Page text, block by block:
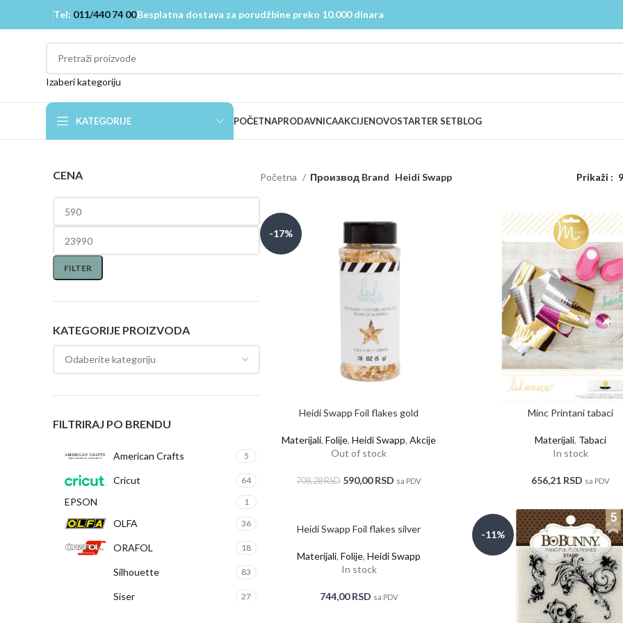
Tel: 011/440 74 00Besplatna dostava za porudžbine preko 10.000 dinara
Izaberi kategoriju
KATEGORIJE POČETNAPRODAVNICAAKCIJENOVOSTARTER SETBLOG
CENA
FILTER
KATEGORIJE PROIZVODA
FILTRIRAJ PO BRENDU
American Crafts 5
Cricut 64
EPSON 1
OLFA 36
ORAFOL 18
Silhouette 83
Siser 27
Početna Производ Brand Heidi Swapp Prikaži 9
-17%
Heidi Swapp Foil flakes gold
Materijali,Folije,Heidi Swapp,Akcije
Out of stock
708,28RSD 590,00RSD sa PDV
Minc Printani tabaci
Materijali, Tabaci
In stock
656,21 RSD sa PDV
Heidi Swapp Foil flakes silver
Materijali,Folije,Heidi Swapp
In stock
744,00RSD sa PDV
-11%